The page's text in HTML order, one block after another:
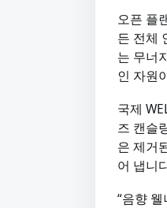
오픈 플
든 전체
는 무너
인 자원
국제
즈 캔슬
은 제거
어 냅니
“음향